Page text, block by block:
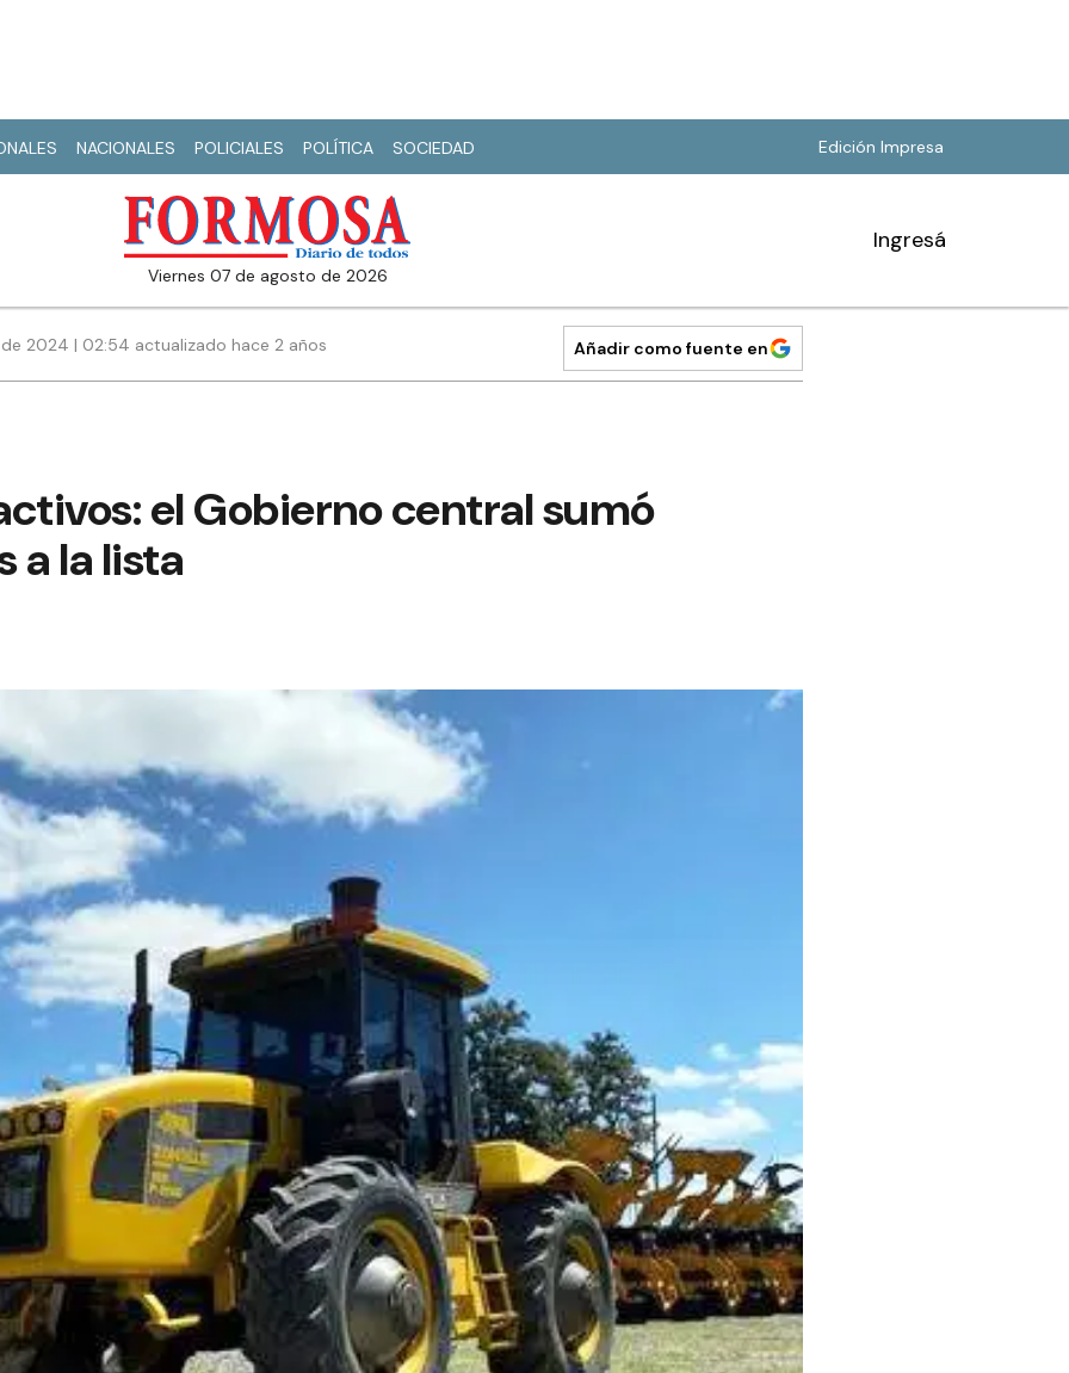
NACIONALES POLICIALES POLÍTICA SOCIEDAD Edición Impresa
viernes 07 de agosto de 2026
Ingresá
2024 | 02:54 actualizado hace 2 años Añadir como fuente en
el Gobierno central sumó
a la lista